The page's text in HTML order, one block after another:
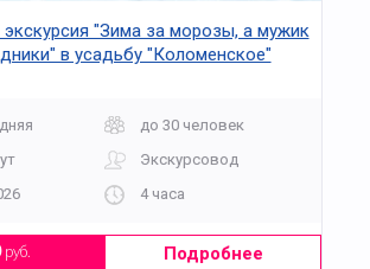
экскурсия "Зима за морозы, а мужик
в усадьбу "Коломенское"
до 30 человек
Экскурсовод
4 часа
руб. Подробнее